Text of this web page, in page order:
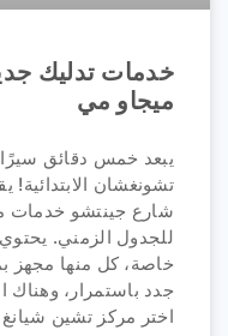
خدمات تدليك
ميجاو مي
يبعد خمس دقائق
تشونغشان
شارع جينتشو خدمات
للجدول الزمني.
خاصة، كل منها مجهز
جدد باستمرار، وهناك
اختر مركز تشين شيانغ